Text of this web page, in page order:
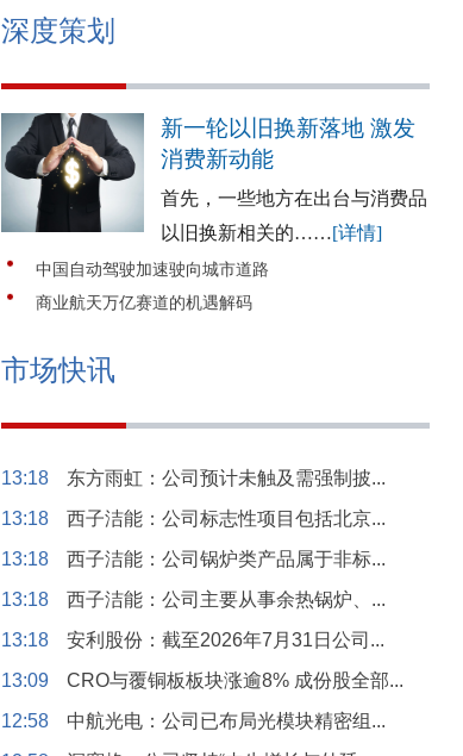
深度策划
新一轮以旧换新落地 激发
消费新动能
首先，一些地方在出台与消费品
以旧换新相关的……[详情]
中国自动驾驶加速驶向城市道路
商业航天万亿赛道的机遇解码
市场快讯
13:18
东方雨虹：公司预计未触及需强制披...
13:18
西子洁能：公司标志性项目包括北京...
13:18
西子洁能：公司锅炉类产品属于非标...
13:18
西子洁能：公司主要从事余热锅炉、...
13:18
安利股份：截至2026年7月31日公司...
13:09
CRO与覆铜板板块涨逾8% 成份股全部...
12:58
中航光电：公司已布局光模块精密组...